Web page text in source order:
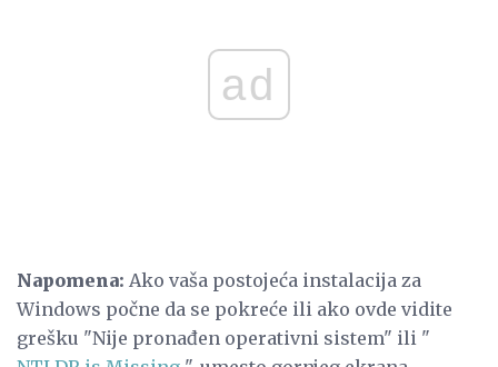
ad
Napomena: Ako vaša postojeća instalacija za
Windows počne da se pokreće ili ako ovde vidite
grešku "Nije pronađen operativni sistem" ili "